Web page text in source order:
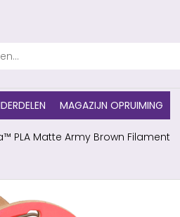
MAGAZIJN OPRUIMING
PLA Matte Army Brown Filament